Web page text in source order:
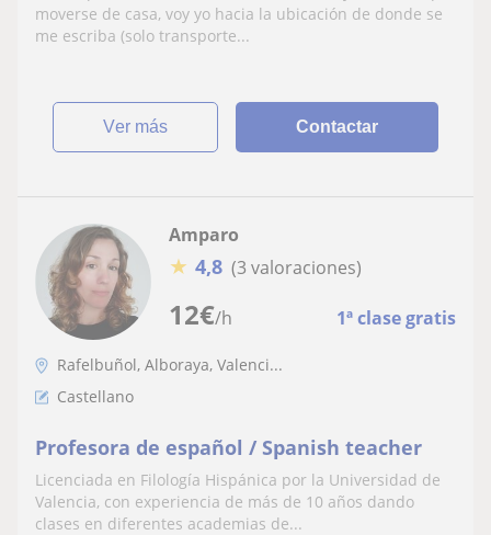
moverse de casa, voy yo hacia la ubicación de donde se
me escriba (solo transporte...
ver más Contactar
12€/h 1ª clase gratis
Amparo
★ 4,8 (3 valoraciones)
Rafelbuñol, Alboraya, Valenci...
Castellano
Profesora de español / Spanish teacher
Licenciada en Filología Hispánica por la Universidad de
Valencia, con experiencia de más de 10 años dando
clases en diferentes academias de...